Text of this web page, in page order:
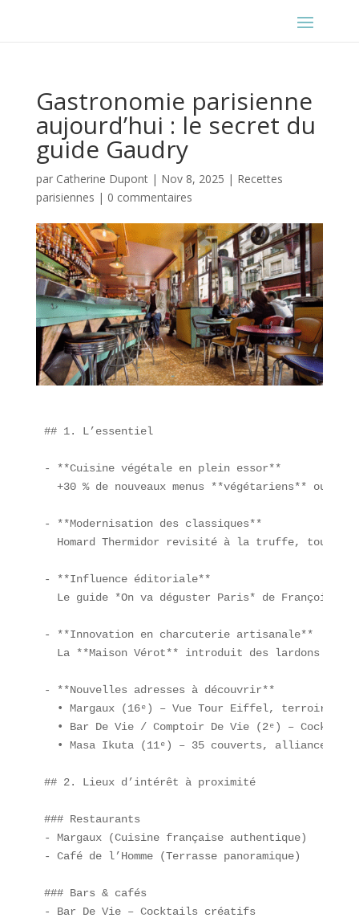
Gastronomie parisienne
aujourd’hui : le secret du
guide Gaudry
par Catherine Dupont| Nov 8, 2025 | Recettes
parisiennes | 0 commentaires
## 1. L’essentiel
- **Cuisine végétale en plein essor**
+30 % de nouveaux menus **végétariens** ou
- **Modernisation des classiques**
Homard Thermidor revisité à la truffe,
- **Influence éditoriale**
Le guide *On va déguster Paris* de François-
- **Innovation en charcuterie artisanale**
La **Maison Vérot** introduit des lardons de
- **Nouvelles adresses à découvrir**
• Margaux (16ᵉ) – Vue Tour Eiffel, terroir
• Bar De Vie / Comptoir De Vie (2ᵉ) –
• Masa Ikuta (11ᵉ) – 35 couverts, alliance
## 2. Lieux d’intérêt à proximité
### Restaurants
- Margaux (Cuisine française authentique)
- Café de l’Homme (Terrasse panoramique)
### Bars & cafés
- Bar De Vie – Cocktails créatifs